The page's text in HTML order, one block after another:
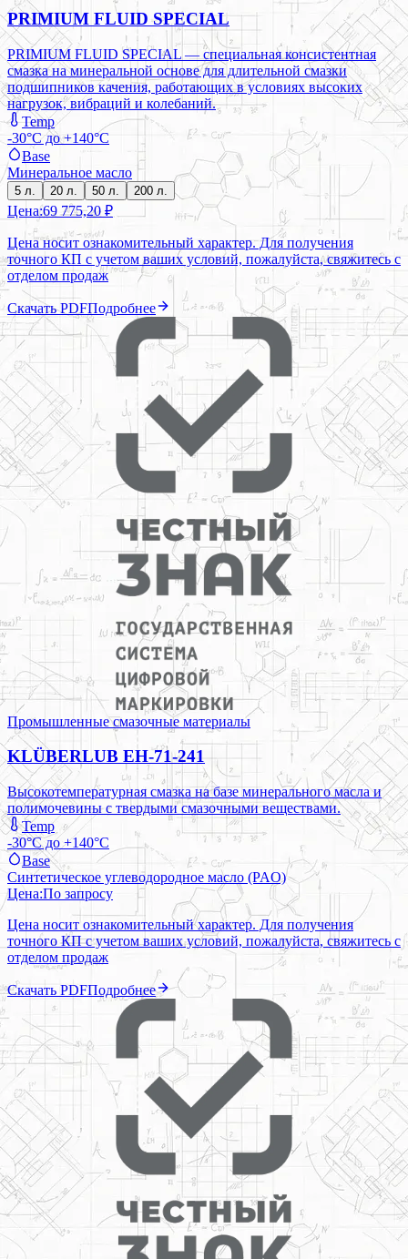
PRIMIUM FLUID SPECIAL
PRIMIUM FLUID SPECIAL — специальная консистентная
смазка на минеральной основе для длительной смазки
подшипников качения, работающих в условиях высоких
нагрузок, вибраций и колебаний.
Temp
-30°C до +140°C
Base
Минеральное масло
5 л. 20 л. 50 л. 200 л.
Цена:69 775,20 ₽
Цена носит ознакомительный характер. Для получения
точного КП с учетом ваших условий, пожалуйста, свяжитесь с
отделом продаж
Скачать PDFПодробнее
Промышленные смазочные материалы
KLÜBERLUB EH-71-241
Высокотемпературная смазка на базе минерального масла и
полимочевины с твердыми смазочными веществами.
Temp
-30°C до +140°C
Base
Синтетическое углеводородное масло (PAO)
Цена:По запросу
Цена носит ознакомительный характер. Для получения
точного КП с учетом ваших условий, пожалуйста, свяжитесь с
отделом продаж
Скачать PDFПодробнее